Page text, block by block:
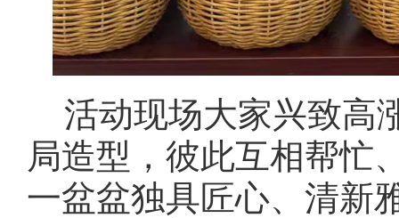
活动现场大家兴致高
局造型，彼此互相帮忙
一盆盆独具匠心、清新